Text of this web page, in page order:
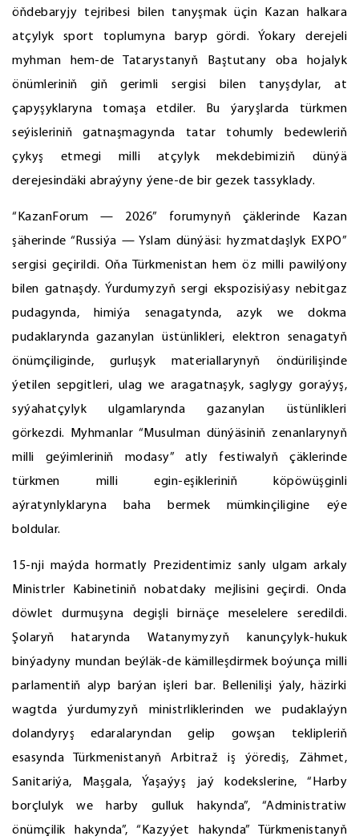
öňdebaryjy tejribesi bilen tanyşmak üçin Kazan halkara
atçylyk sport toplumyna baryp gördi. Ýokary derejeli
myhman hem-de Tatarystanyň Baştutany oba hojalyk
önümleriniň giň gerimli sergisi bilen tanyşdylar, at
çapyşyklaryna tomaşa etdiler. Bu ýaryşlarda türkmen
seýisleriniň gatnaşmagynda tatar tohumly bedewleriň
çykyş etmegi milli atçylyk mekdebimiziň dünýä
derejesindäki abraýyny ýene-de bir gezek tassyklady.
“KazanForum — 2026” forumynyň çäklerinde Kazan
şäherinde “Russiýa — Yslam dünýäsi: hyzmatdaşlyk EXPO”
sergisi geçirildi. Oňa Türkmenistan hem öz milli pawilýony
bilen gatnaşdy. Ýurdumyzyň sergi ekspozisiýasy nebitgaz
pudagynda, himiýa senagatynda, azyk we dokma
pudaklarynda gazanylan üstünlikleri, elektron senagatyň
önümçiliginde, gurluşyk materiallarynyň öndürilişinde
ýetilen sepgitleri, ulag we aragatnaşyk, saglygy goraýyş,
syýahatçylyk ulgamlarynda gazanylan üstünlikleri
görkezdi. Myhmanlar “Musulman dünýäsiniň zenanlarynyň
milli geýimleriniň modasy” atly festiwalyň çäklerinde
türkmen milli egin-eşikleriniň köpöwüşginli
aýratynlyklaryna baha bermek mümkinçiligine eýe
boldular.
15-nji maýda hormatly Prezidentimiz sanly ulgam arkaly
Ministrler Kabinetiniň nobatdaky mejlisini geçirdi. Onda
döwlet durmuşyna degişli birnäçe meselelere seredildi.
Şolaryň hatarynda Watanymyzyň kanunçylyk-hukuk
binýadyny mundan beýläk-de kämilleşdirmek boýunça milli
parlamentiň alyp barýan işleri bar. Bellenilişi ýaly, häzirki
wagtda ýurdumyzyň ministrliklerinden we pudaklaýyn
dolandyryş edaralaryndan gelip gowşan teklipleriň
esasynda Türkmenistanyň Arbitraž iş ýörediş, Zähmet,
Sanitariýa, Maşgala, Ýaşaýyş jaý kodekslerine, “Harby
borçlulyk we harby gulluk hakynda”, “Administratiw
önümçilik hakynda”, “Kazyýet hakynda” Türkmenistanyň